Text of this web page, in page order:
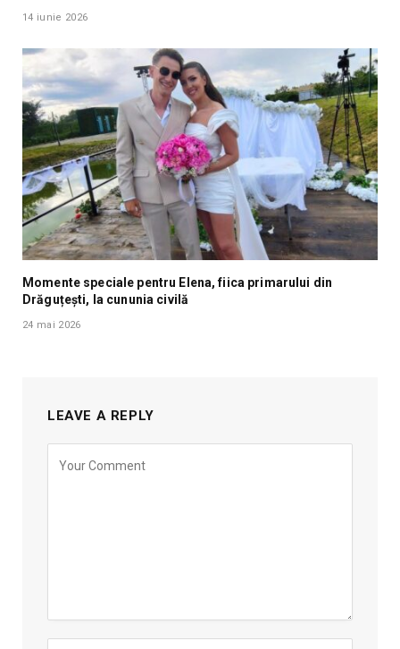
14 iunie 2026
Momente speciale pentru Elena, fiica primarului din
Drăguțești, la cununia civilă
24 mai 2026
LEAVE A REPLY